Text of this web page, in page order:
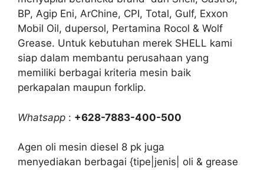
BP, Agip Eni, ArChine, CPI, Total, Gulf, Exxon
Mobil Oil, dupersol, Pertamina Rocol & Wolf
Grease. Untuk kebutuhan merek SHELL kami
siap dalam membantu perusahaan yang
memiliki berbagai kriteria mesin baik
perkapalan maupun forklip.
Whatsapp : +628-7883-400-500
Agen oli mesin diesel 8 pk juga
menyediakan berbagai {tipe|jenis| oli & grease